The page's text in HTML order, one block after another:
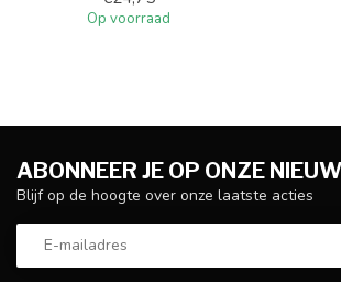
Op voorraad
ABONNEER JE OP ONZE
Blijf op de hoogte over onze laatste acties